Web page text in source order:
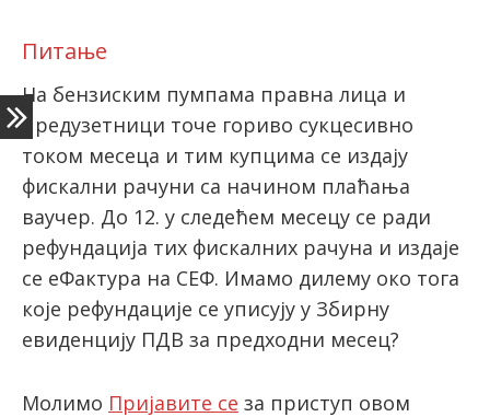
Претплата
Пријава
latinica
Питање
На бензиским пумпама правна лица и
предузетници точе гориво сукцесивно
током месеца и тим купцима се издају
фискални рачуни са начином плаћања
ваучер. До 12. у следећем месецу се ради
рефундација тих фискалних рачуна и издаје
се еФактура на СЕФ. Имамо дилему око тога
које рефундације се уписују у Збирну
евиденцију ПДВ за предходни месец?
Молимо Пријавите се за приступ овом